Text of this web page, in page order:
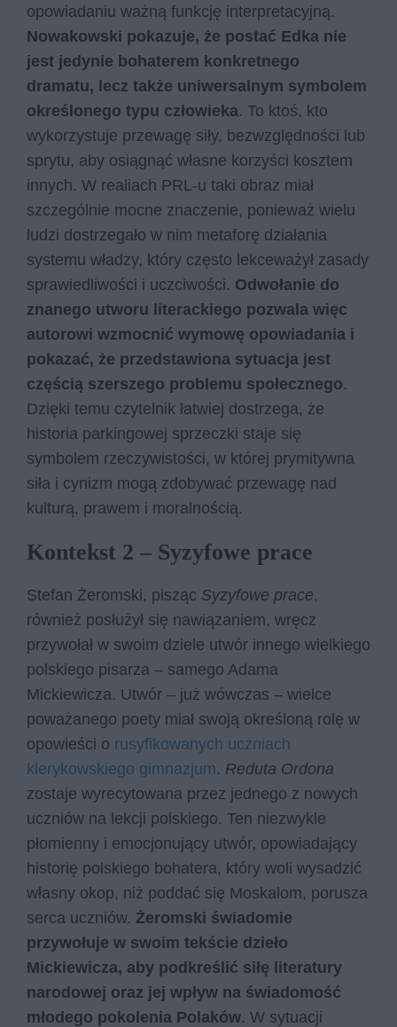
opowiadaniu ważną funkcję interpretacyjną.
Nowakowski pokazuje, że postać Edka nie
jest jedynie bohaterem konkretnego
dramatu, lecz także uniwersalnym symbolem
określonego typu człowieka. To ktoś, kto
wykorzystuje przewagę siły, bezwzględności lub
sprytu, aby osiągnąć własne korzyści kosztem
innych. W realiach PRL-u taki obraz miał
szczególnie mocne znaczenie, ponieważ wielu
ludzi dostrzegało w nim metaforę działania
systemu władzy, który często lekceważył zasady
sprawiedliwości i uczciwości. Odwołanie do
znanego utworu literackiego pozwala więc
autorowi wzmocnić wymowę opowiadania i
pokazać, że przedstawiona sytuacja jest
częścią szerszego problemu społecznego.
Dzięki temu czytelnik łatwiej dostrzega, że
historia parkingowej sprzeczki staje się
symbolem rzeczywistości, w której prymitywna
siła i cynizm mogą zdobywać przewagę nad
kulturą, prawem i moralnością.
Kontekst 2 – Syzyfowe prace
Stefan Żeromski, pisząc Syzyfowe prace,
również posłużył się nawiązaniem, wręcz
przywołał w swoim dziele utwór innego wielkiego
polskiego pisarza – samego Adama
Mickiewicza. Utwór – już wówczas – wielce
poważanego poety miał swoją określoną rolę w
opowieści o rusyfikowanych uczniach
klerykowskiego gimnazjum. Reduta Ordona
zostaje wyrecytowana przez jednego z nowych
uczniów na lekcji polskiego. Ten niezwykle
płomienny i emocjonujący utwór, opowiadający
historię polskiego bohatera, który woli wysadzić
własny okop, niż poddać się Moskalom, porusza
serca uczniów. Żeromski świadomie
przywołuje w swoim tekście dzieło
Mickiewicza, aby podkreślić siłę literatury
narodowej oraz jej wpływ na świadomość
młodego pokolenia Polaków. W sytuacji